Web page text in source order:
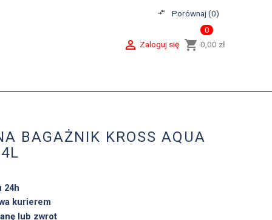
compare_arrows Porównaj (0)
shopping_cart
0
0,00 zł
 Zaloguj się
BAGAŻNIK KROSS AQUA
24h
kurierem
lub zwrot